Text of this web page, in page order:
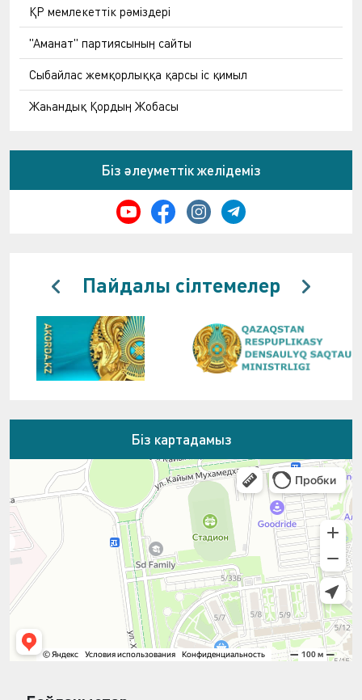
ҚР мемлекеттік рәміздері
"Аманат" партиясының сайты
Сыбайлас жемқорлыққа қарсы іс қимыл
Жаһандық Қордың Жобасы
Біз әлеуметтік желідеміз
Пайдалы сілтемелер
Біз картадамыз